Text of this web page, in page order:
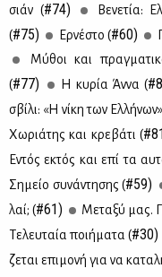
σιάν (#74)
Βε­νε­τία:
(#75) Ερ­νέ­στο (#60)
Μύ­θοι και
(#77) Η κυ­ρία Άν­να (
σβί­λι: «Η νί­κη των
Χω­ριά­της και κρε­βά­τι (
Εντός εκτός και επί τα
Ση­μείο συ­νά­ντη­σης (#59)
λαί; (#61) Με­τα­ξύ μας.
Tε­λευ­ταία ποι­ή­μα­τα (#30)
ζε­ται επι­μο­νή για να